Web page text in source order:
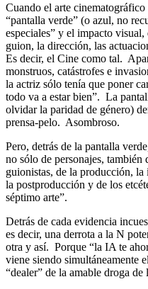
Cuando el arte
“pantalla verde” (o azul, no
especiales” y el impacto
guion, la dirección, las
Es decir, el Cine como tal.
monstruos, catástrofes e
la actriz sólo tenía que poner
todo va a estar bien”. La
olvidar la paridad de género)
prensa-pelo. Asombroso.
Pero, detrás de la pantalla
no sólo de personajes,
guionistas, de la producción,
la postproducción y de los
séptimo arte”.
Detrás de cada evidencia
es decir, una derrota a la N
otra y así. Porque “la IA te
viene siendo simultáneamente
“dealer” de la amable droga de